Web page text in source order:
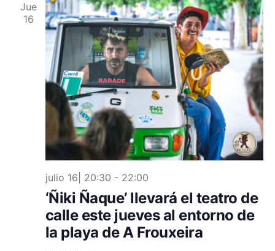
Jue
16
‘Ñiki Ñaque’ llevará el teatro de
calle este jueves al entorno de
la playa de A Frouxeira
julio 16| 20:30 - 22:00